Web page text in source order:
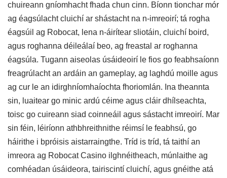
chuireann gníomhacht fhada chun cinn. Bíonn tionchar mór
ag éagsúlacht cluichí ar shástacht na n-imreoirí; tá rogha
éagsúil ag Robocat, lena n-áirítear sliotáin, cluichí boird,
agus roghanna déileálaí beo, ag freastal ar roghanna
éagsúla. Tugann aiseolas úsáideoirí le fios go feabhsaíonn
freagrúlacht an ardáin an gameplay, ag laghdú moille agus
ag cur le an idirghníomhaíochta fhoriomlán. Ina theannta
sin, luaitear go minic ardú céime agus cláir dhílseachta,
toisc go cuireann siad coinneáil agus sástacht imreoirí. Mar
sin féin, léiríonn athbhreithnithe réimsí le feabhsú, go
háirithe i bpróisis aistarraingthe. Tríd is tríd, tá taithí an
imreora ag Robocat Casino ilghnéitheach, múnlaithe ag
comhéadan úsáideora, tairiscintí cluichí, agus gnéithe atá